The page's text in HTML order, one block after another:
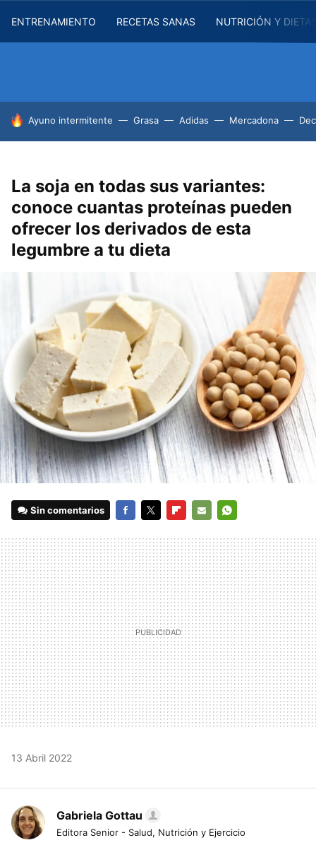
ENTRENAMIENTO RECETAS SANAS NUTRICIÓN Y
HOY SE HABLA DE
Ayuno intermitente Grasa Adidas Mercadona
La soja en todas sus variantes:
conoce cuantas proteínas pueden
ofrecer los derivados de esta
legumbre a tu dieta
Sin comentarios
MAIL
13 Abril 2022
Gabriela Gottau
Editora Senior - Salud, Nutrición y Ejercicio